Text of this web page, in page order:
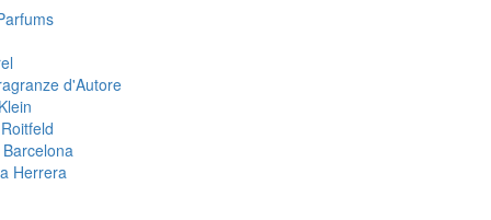
d'Autore
Herrera